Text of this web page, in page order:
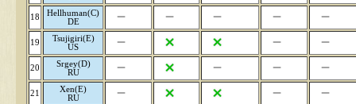
18
Hellhuman(C)
DE
19
Tsujigiri(E)
US
20
Srgey(D)
RU
21
Xen(E)
RU